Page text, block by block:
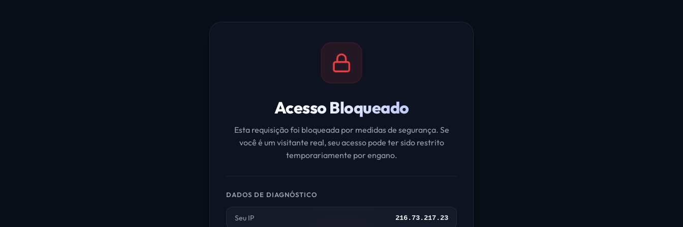
Acesso Bloqueado
Esta requisição foi bloqueada por medidas de segurança. Se
você é um visitante real, seu acesso pode ter sido restrito
temporariamente por engano.
DADOS DE DIAGNÓSTICO
Seu IP 216.73.217.23